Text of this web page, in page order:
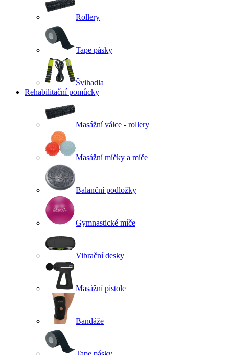
Rollery
Tape pásky
Švihadla
Rehabilitační pomůcky
Masážní válce - rollery
Masážní míčky a míče
Balanční podložky
Gymnastické míče
Vibrační desky
Masážní pistole
Bandáže